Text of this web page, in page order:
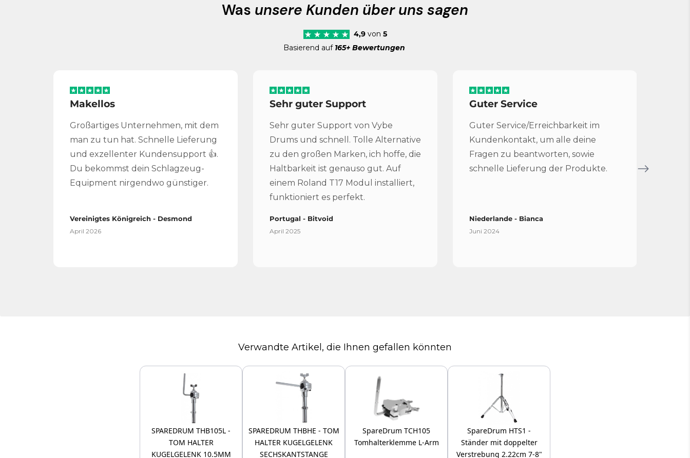
Was unsere Kunden über uns sagen
4,9 von 5
Basierend auf 165+ Bewertungen
Makellos
Großartiges Unternehmen, mit dem
man zu tun hat. Schnelle Lieferung
und exzellenter Kundensupport 👍.
Du bekommst dein Schlagzeug-
Equipment nirgendwo günstiger.
Vereinigtes Königreich - Desmond
April 2026
Sehr guter Support
Sehr guter Support von Vybe
Drums und schnell. Tolle Alternative
zu den großen Marken, ich hoffe, die
Haltbarkeit ist genauso gut. Auf
einem Roland T17 Modul installiert,
funktioniert es perfekt.
Portugal - Bitvoid
April 2025
Guter Service
Guter Service/Erreichbarkeit im
Kundenkontakt, um alle deine
Fragen zu beantworten, sowie
schnelle Lieferung der Produkte.
Niederlande - Bianca
Juni 2024
Verwandte Artikel, die Ihnen gefallen könnten
SPAREDRUM THB105L -
TOM HALTER
KUGELGELENK 10.5MM
SPAREDRUM THBHE - TOM
HALTER KUGELGELENK
SECHSKANTSTANGE
SpareDrum TCH105
Tomhalterklemme L-Arm
SpareDrum HTS1 -
Ständer mit doppelter
Verstrebung 2.22cm 7-8"